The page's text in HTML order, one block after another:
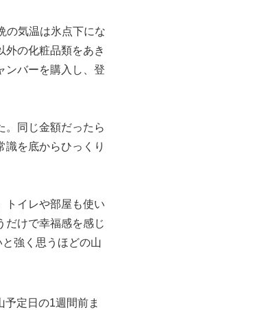
の気温は氷点下にな
外の化粧品類をあき
ンバーを購入し、登
。同じ金額だったら
を底からひっくり
トイレや部屋も使い
だけで幸福感を感じ
強く思うほどの山
定日の1週間前ま